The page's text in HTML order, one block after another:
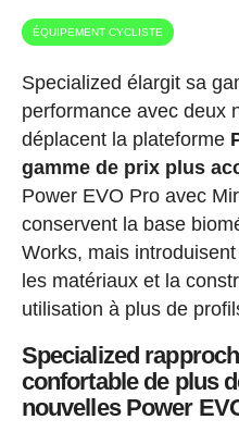
ÉQUIPEMENT CYCLISTE
Specialized élargit sa
performance avec deux
déplacent la plateforme
gamme de prix plus
Power EVO Pro avec
conservent la base
Works, mais
les matériaux et la
utilisation à plus de
Specialized
confortable de plus
nouvelles Power